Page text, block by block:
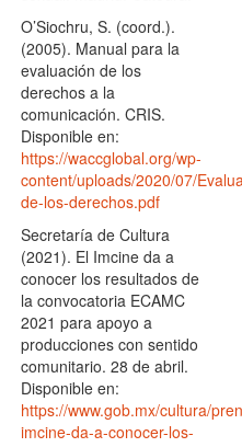
O’Siochru, S. (coord.).
(2005). Manual para la
evaluación de los
derechos a la
comunicación. CRIS.
Disponible en:
https://waccglobal.org/wp-
content/uploads/2020/07/
de-los-derechos.pdf
Secretaría de Cultura
(2021). El Imcine da a
conocer los resultados de
la convocatoria ECAMC
2021 para apoyo a
producciones con sentido
comunitario. 28 de abril.
Disponible en:
https://www.gob.mx/cultura/
imcine-da-a-conocer-los-